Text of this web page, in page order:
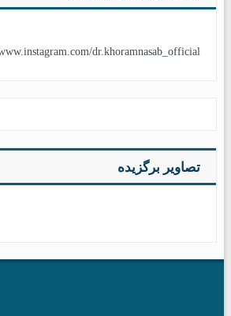
dr.khoramnasab_official
تصاویر برگزیده